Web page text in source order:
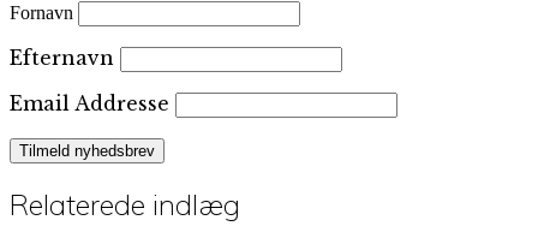
Fornavn
Efternavn
Email Addresse
Relaterede indlæg